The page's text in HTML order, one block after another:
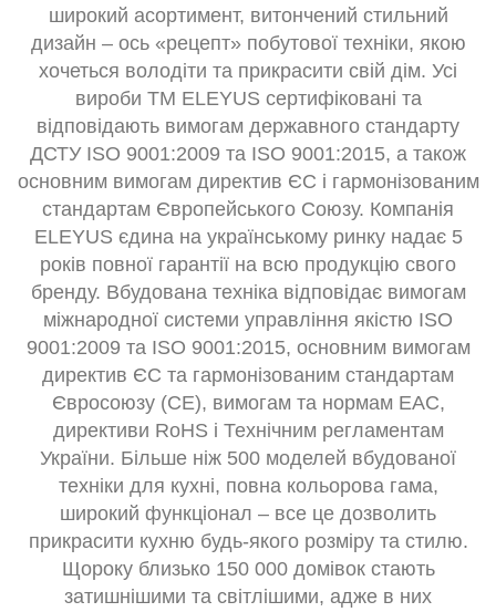
широкий асортимент, витончений стильний
дизайн – ось «рецепт» побутової техніки, якою
хочеться володіти та прикрасити свій дім. Усі
вироби ТМ ELEYUS сертифіковані та
відповідають вимогам державного стандарту
ДСТУ ISO 9001:2009 та ISO 9001:2015, а також
основним вимогам директив ЄС і гармонізованим
стандартам Європейського Союзу. Компанія
ELEYUS єдина на українському ринку надає 5
років повної гарантії на всю продукцію свого
бренду. Вбудована техніка відповідає вимогам
міжнародної системи управління якістю ISO
9001:2009 та ISO 9001:2015, основним вимогам
директив ЄС та гармонізованим стандартам
Євросоюзу (СЕ), вимогам та нормам ЕАС,
директиви RoHS і Технічним регламентам
України. Більше ніж 500 моделей вбудованої
техніки для кухні, повна кольорова гама,
широкий функціонал – все це дозволить
прикрасити кухню будь-якого розміру та стилю.
Щороку близько 150 000 домівок стають
затишнішими та світлішими, адже в них